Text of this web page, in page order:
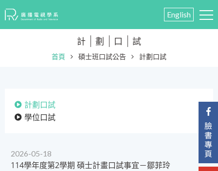
English
計 劃 口 試
首頁 碩士班口試公告 計劃口試
計劃口試
學位口試
2026-05-18
114學年度第2學期 碩士計畫口試事宜－鄒菲玲